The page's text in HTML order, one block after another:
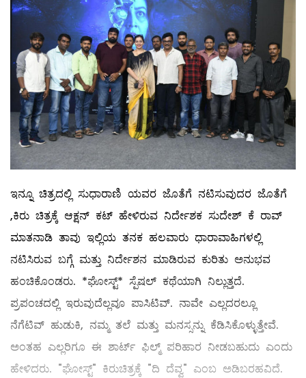
ಇನ್ನೂ ಚಿತ್ರದಲ್ಲಿ ಸುಧಾರಾಣಿ ಯವರ ಜೊತೆಗೆ ನಟಿಸುವುದರ ಜೊತೆಗೆ
,ಕಿರು ಚಿತ್ರಕ್ಕೆ ಆಕ್ಷನ್ ಕಟ್ ಹೇಳಿರುವ ನಿರ್ದೇಶಕ ಸುದೇಶ್ ಕೆ ರಾವ್
ಮಾತನಾಡಿ ತಾವು ಇಲ್ಲಿಯ ತನಕ ಹಲವಾರು ಧಾರಾವಾಹಿಗಳಲ್ಲಿ
ನಟಿಸಿರುವ ಬಗ್ಗೆ ಮತ್ತು ನಿರ್ದೇಶನ ಮಾಡಿರುವ ಕುರಿತು ಅನುಭವ
ಹಂಚಿಕೊಂಡರು. *ಘೋಸ್ಟ್* ಸ್ಪೆಷಲ್ ಕಥೆಯಾಗಿ ನಿಲ್ಲುತ್ತದೆ.
ಪ್ರಪಂಚದಲ್ಲಿ ಇರುವುದೆಲ್ಲವೂ ಪಾಸಿಟಿವ್. ನಾವೇ ಎಲ್ಲದರಲ್ಲೂ
ನೆಗೆಟಿವ್ ಹುಡುಕಿ, ನಮ್ಮ ತಲೆ ಮತ್ತು ಮನಸ್ಸನ್ನು ಕೆಡಿಸಿಕೊಳ್ಳುತ್ತೇವೆ‌.
ಅಂತಹ ಎಲ್ಲರಿಗೂ ಈ ಶಾರ್ಟ್ ಫಿಲ್ಮ್ ಪರಿಹಾರ ನೀಡಬಹುದು ಎಂದು
ಹೇಳಿದರು. "ಘೋಸ್ಟ್" ಕಿರುಚಿತ್ರಕ್ಕೆ "ದಿ ದೆವ್ವ" ಎಂಬ ಅಡಿಬರಹವಿದೆ‌.